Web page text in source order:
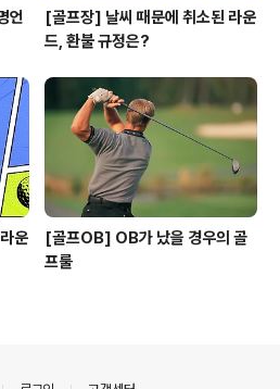
언
[골프장] 날씨 때문에 취소된 라운
드, 환불 규정은?
운
[골프OB] OB가 났을 경우의 골
프룰